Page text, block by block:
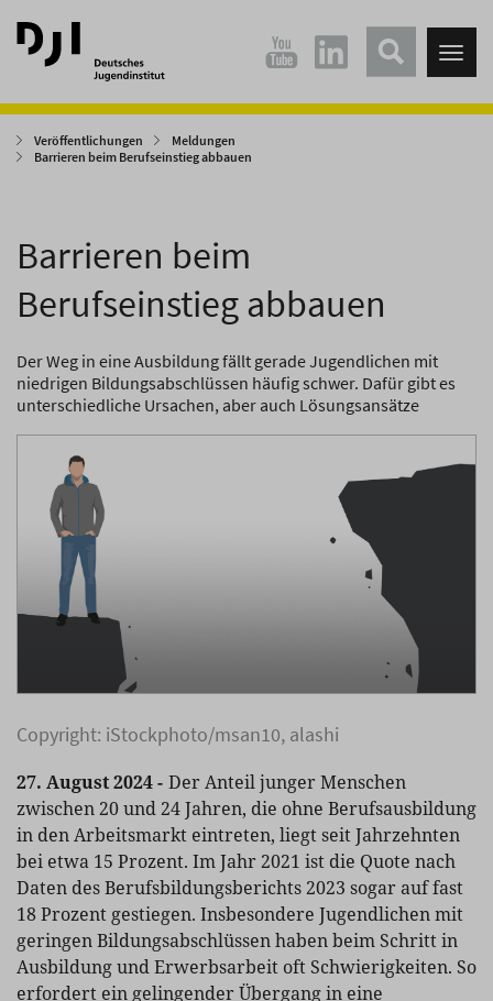
Direkt
zum
Hauptinhalt
Direkt
zum
Hauptmenü
Veröffentlichungen
Meldungen
Barrieren beim Berufseinstieg abbauen
Barrieren beim
Berufseinstieg abbauen
Der Weg in eine Ausbildung fällt gerade Jugendlichen mit
niedrigen Bildungsabschlüssen häufig schwer. Dafür gibt es
unterschiedliche Ursachen, aber auch Lösungsansätze
Copyright: iStockphoto/msan10, alashi
27. August 2024 - Der Anteil junger Menschen
zwischen 20 und 24 Jahren, die ohne Berufsausbildung
in den Arbeitsmarkt eintreten, liegt seit Jahrzehnten
bei etwa 15 Prozent. Im Jahr 2021 ist die Quote nach
Daten des Berufsbildungsberichts 2023 sogar auf fast
18 Prozent gestiegen. Insbesondere Jugendlichen mit
geringen Bildungsabschlüssen haben beim Schritt in
Ausbildung und Erwerbsarbeit oft Schwierigkeiten. So
erfordert ein gelingender Übergang in eine